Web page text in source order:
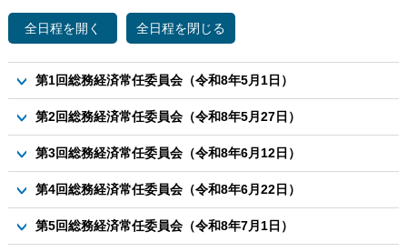
第1回総務経済常任委員会（令和8年5月1日）
会議案
資料１ 使用料の見直しについて（スケジュール）
資料１（参考資料）公共施設使用料設定の基本方針
資料２－１ 都市計画マスタープランの見直しについて
資料２－２ 都市計画マスタープラン（概要版）
第2回総務経済常任委員会（令和8年5月27日）
会議案
資料１－１契約事務について（長期継続）
資料１－２契約事務にについて(随意契約）
資料１－２別紙１（落札率）
第3回総務経済常任委員会（令和8年6月12日）
会議案
資料1 公共施設維持管理マネジメント委託の運用状況について
第4回総務経済常任委員会（令和8年6月22日）
会議案
資料1 総務経済常任委員会所管施設調査について
第5回総務経済常任委員会（令和8年7月1日）